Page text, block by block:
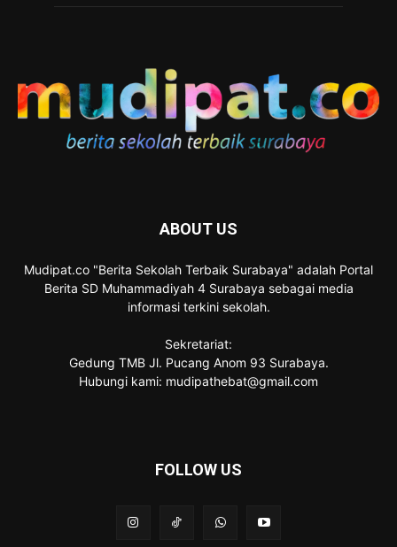
ABOUT US
Mudipat.co "Berita Sekolah Terbaik Surabaya" adalah Portal
Berita SD Muhammadiyah 4 Surabaya sebagai media
informasi terkini sekolah.
Sekretariat:
Gedung TMB Jl. Pucang Anom 93 Surabaya.
Hubungi kami: mudipathebat@gmail.com
FOLLOW US